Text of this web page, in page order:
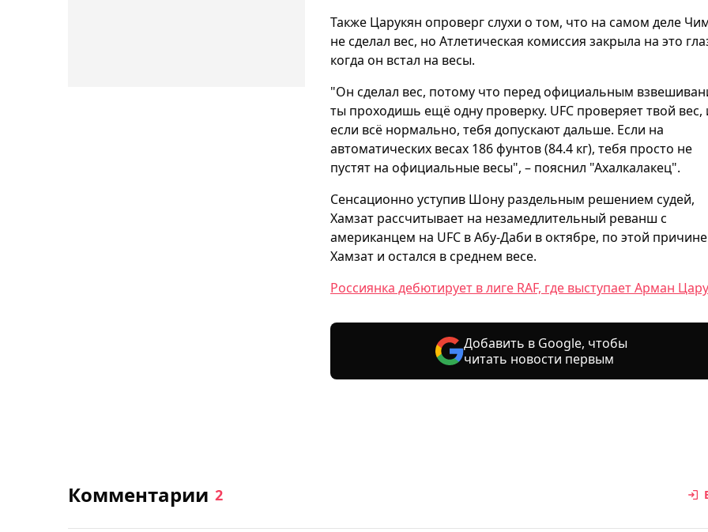
Также Царукян опроверг слухи о том, что на самом деле
не сделал вес, но Атлетическая комиссия закрыла на это
когда он встал на весы.
"Он сделал вес, потому что перед официальным
ты проходишь ещё одну проверку. UFC проверяет твой вес,
если всё нормально, тебя допускают дальше. Если на
автоматических весах 186 фунтов (84.4 кг), тебя просто не
пустят на официальные весы", – пояснил "Ахалкалакец".
Сенсационно уступив Шону раздельным решением судей,
Хамзат рассчитывает на незамедлительный реванш с
американцем на UFC в Абу-Даби в октябре, по этой причине
Хамзат и остался в среднем весе.
Россиянка дебютирует в лиге RAF, где выступает Арман
Добавить в Google, чтобы
читать новости первым
Комментарии 2